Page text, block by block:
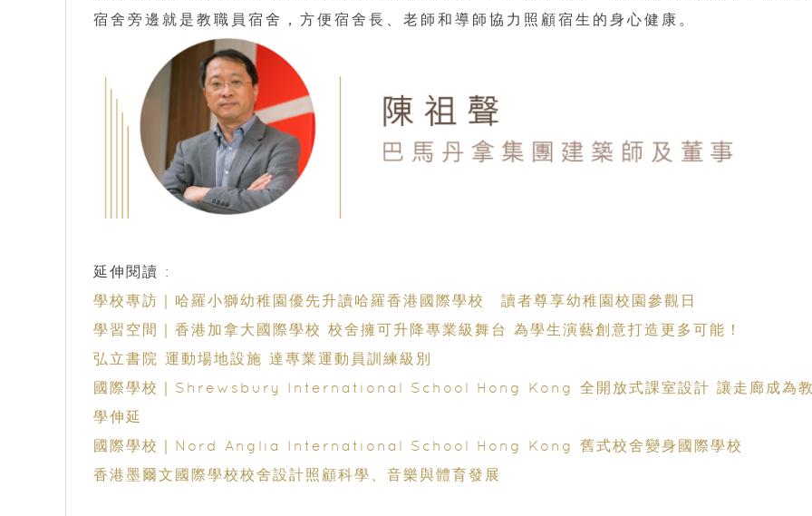
宿舍旁邊就是教職員宿舍，方便宿舍長、老師和導師協力照顧宿生的身心健康。
延伸閱讀 :
學校專訪｜哈羅小獅幼稚園優先升讀哈羅香港國際學校 讀者尊享幼稚園校園參觀日
學習空間｜香港加拿大國際學校 校舍擁可升降專業級舞台 為學生演藝創意打造更多可能！
弘立書院 運動場地設施 達專業運動員訓練級別
國際學校｜Shrewsbury International School Hong Kong 全開放式課室設計 讓走廊成為
學伸延
國際學校｜Nord Anglia International School Hong Kong 舊式校舍變身國際學校
香港墨爾文國際學校校舍設計照顧科學、音樂與體育發展